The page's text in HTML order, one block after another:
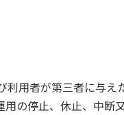
用者が第三者に与え
の停止、休止、中断